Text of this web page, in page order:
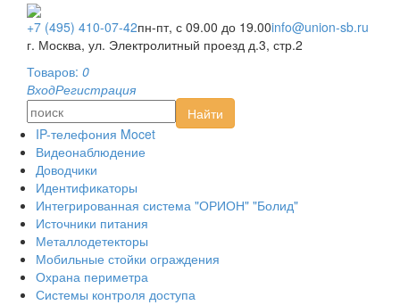
Монтаж
Контакты
Оплата
AHD видеонаблюдение
HD-SDI видеонаблюдение
IP-видеонаблюдение
IP-телефония Mocet
Видеонаблюдение
Доводчики
Идентификаторы
Интегрированная система "ОРИОН" "Болид"
Источники питания
Металлодетекторы
Мобильные стойки ограждения
Охрана периметра
Системы контроля доступа
+7 (495) 410-07-42пн-пт, с 09.00 до 19.00info@union-sb.ru
г. Москва, ул. Электролитный проезд д.3, стр.2
Товаров: 0
ВходРегистрация
Найти